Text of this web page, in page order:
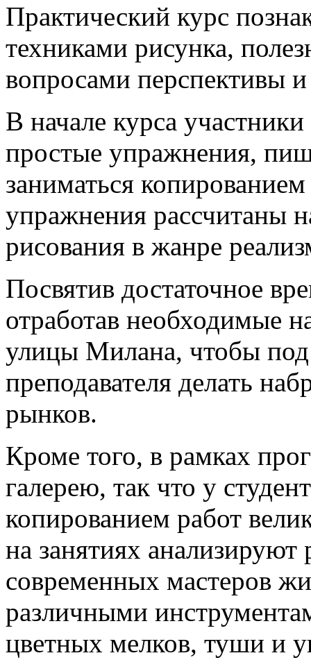
Практический курс
техниками рисунка,
вопросами перспективы и
В начале курса
простые упражнения,
заниматься
упражнения рассчитаны
рисования в жанре
Посвятив достаточное
отработав необходимые
улицы Милана, чтобы
преподавателя делать
рынков.
Кроме того, в рамках
галерею, так что у
копированием работ
на занятиях анализируют
современных мастеров
различными
цветных мелков, туши и